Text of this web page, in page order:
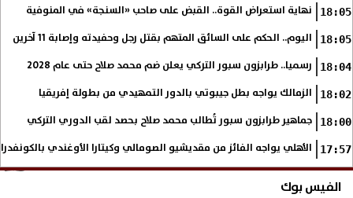
18:05 نهاية استعراض القوة.. القبض على صاحب «السنجة» في المنوفية
18:05 اليوم.. الحكم على السائق المتهم بقتل رجل وحفيدته وإصابة 11 آخرين
18:04 رسميا.. طرابزون سبور التركي يعلن ضم محمد صلاح حتى عام 2028
18:02 الزمالك يواجه بطل جيبوتي بالدور التمهيدي من بطولة إفريقيا
18:00 جماهير طرابزون سبور تُطالب محمد صلاح بحصد لقب الدوري التركي
17:57 الأهلي يواجه الفائز من مقديشيو الصومالي وكيتارا الأوغندي
الفيس بوك